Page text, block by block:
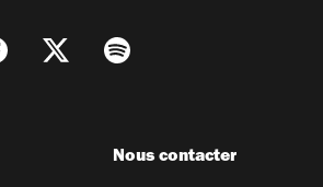
Nous contacter